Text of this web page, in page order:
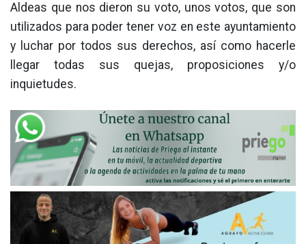
Aldeas que nos dieron su voto, unos votos, que son
utilizados para poder tener voz en este ayuntamiento
y luchar por todos sus derechos, así como hacerle
llegar todas sus quejas, proposiciones y/o
inquietudes.